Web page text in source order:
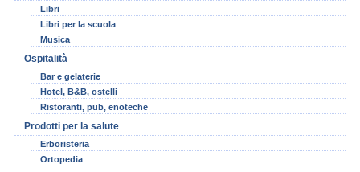
Libri
Libri per la scuola
Musica
Ospitalità
Bar e gelaterie
Hotel, B&B, ostelli
Ristoranti, pub, enoteche
Prodotti per la salute
Erboristeria
Ortopedia